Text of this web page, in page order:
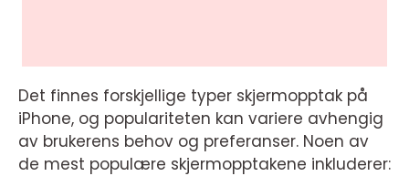
Det finnes forskjellige typer skjermopptak på
iPhone, og populariteten kan variere avhengig
av brukerens behov og preferanser. Noen av
de mest populære skjermopptakene inkluderer: